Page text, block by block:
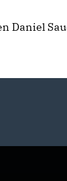
Daniel